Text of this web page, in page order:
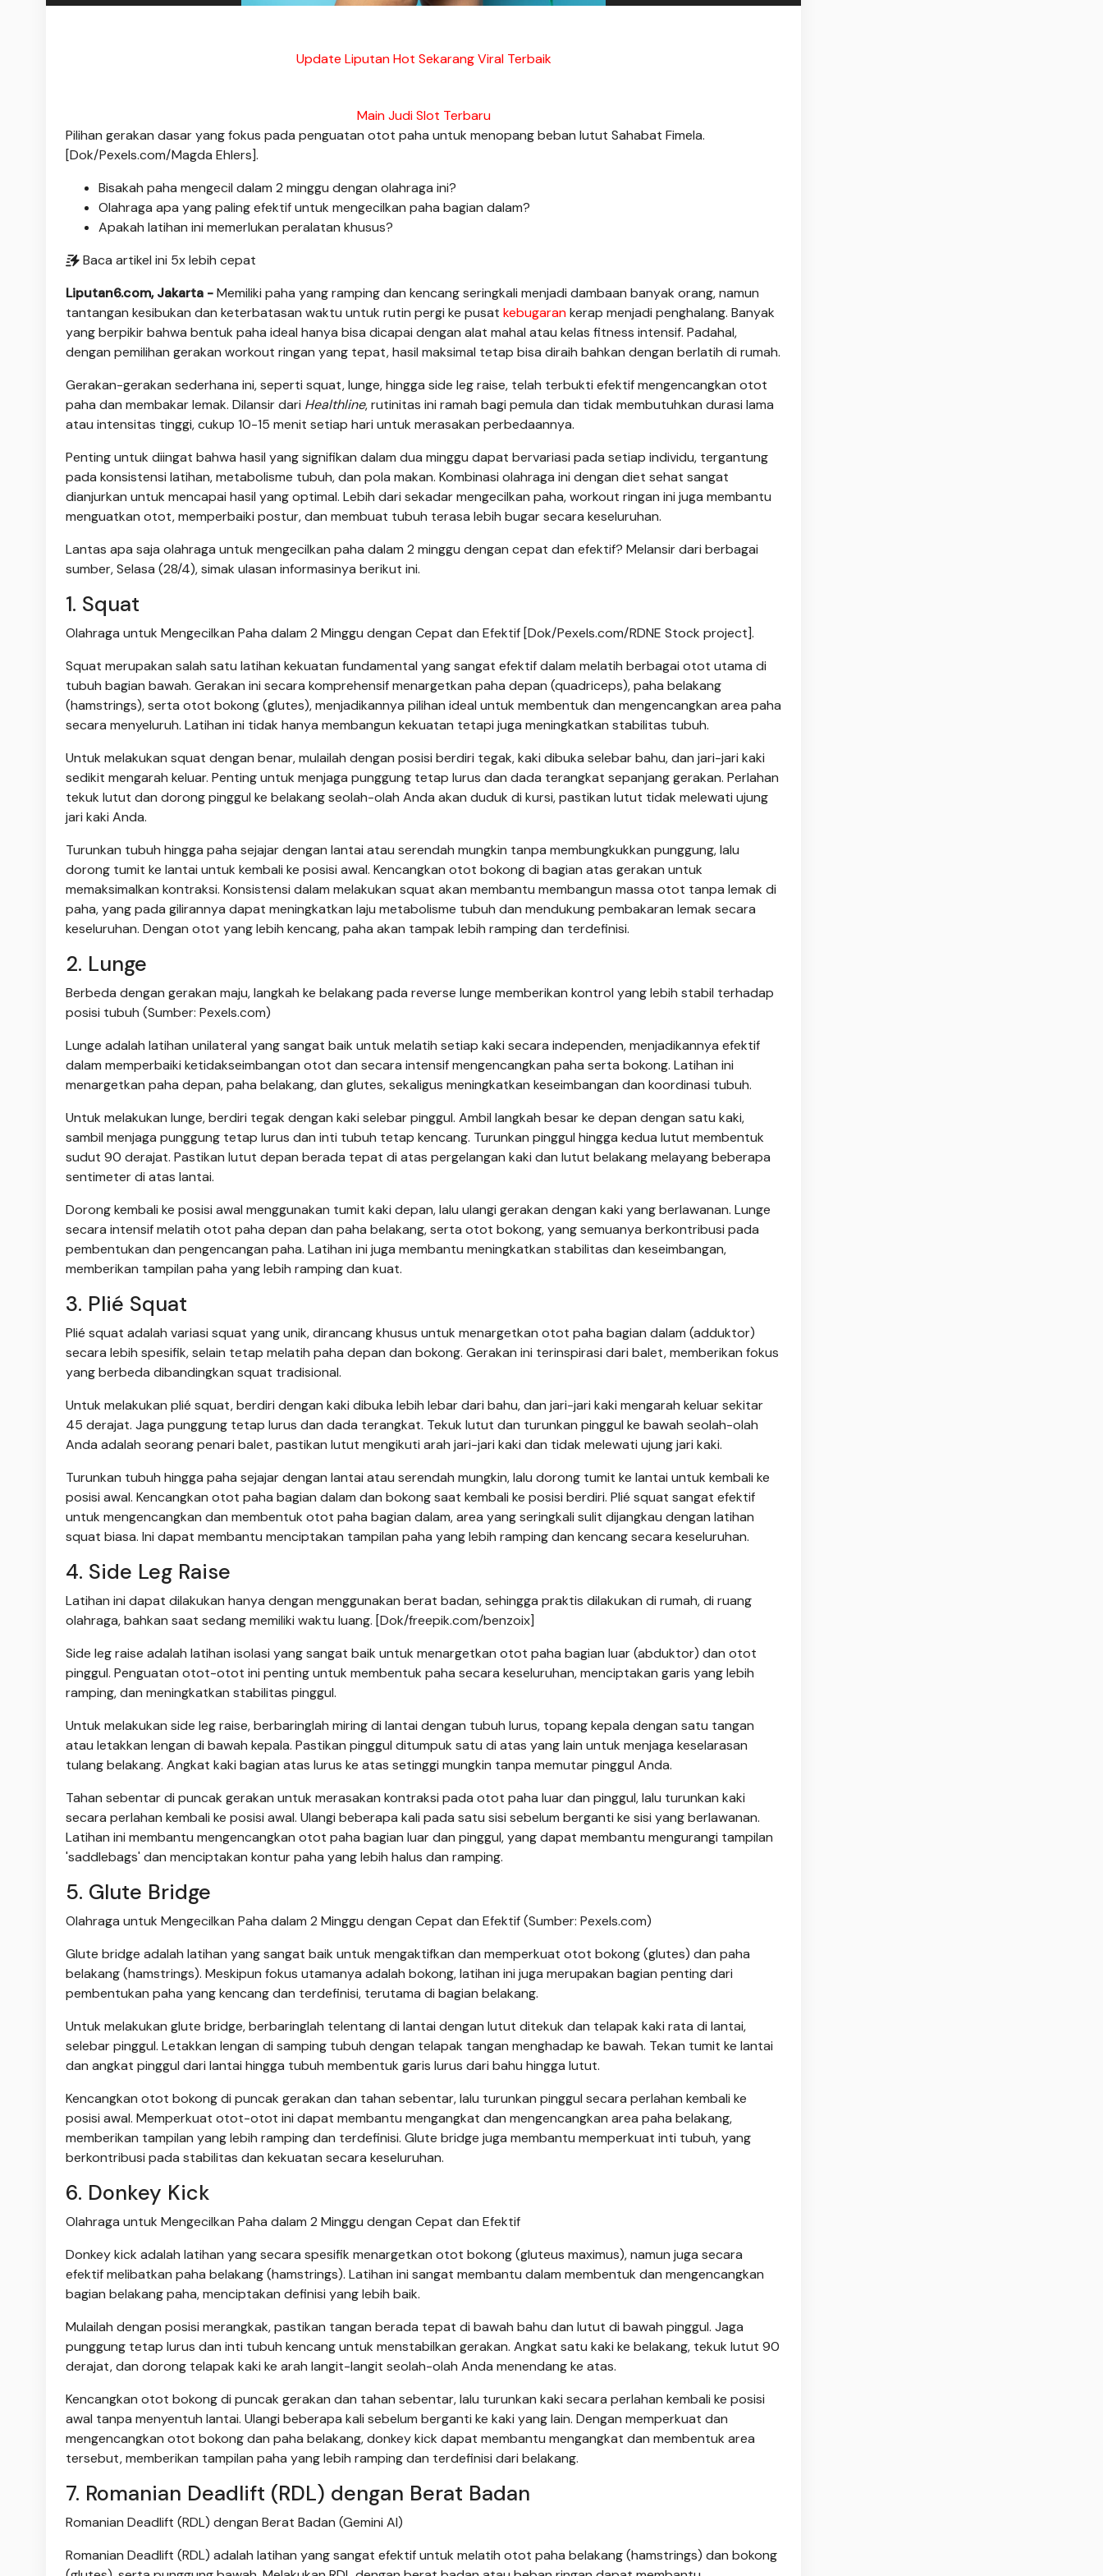
Update Liputan Hot Sekarang Viral Terbaik
Main Judi Slot Terbaru
Pilihan gerakan dasar yang fokus pada penguatan otot paha untuk menopang beban lutut Sahabat Fimela.
[Dok/Pexels.com/Magda Ehlers].
Bisakah paha mengecil dalam 2 minggu dengan olahraga ini?
Olahraga apa yang paling efektif untuk mengecilkan paha bagian dalam?
Apakah latihan ini memerlukan peralatan khusus?
Baca artikel ini 5x lebih cepat
Liputan6.com, Jakarta -Memiliki paha yang ramping dan kencang seringkali menjadi dambaan banyak orang, namun
tantangan kesibukan dan keterbatasan waktu untuk rutin pergi ke pusat kebugarankerap menjadi penghalang. Banyak
yang berpikir bahwa bentuk paha ideal hanya bisa dicapai dengan alat mahal atau kelas fitness intensif. Padahal,
dengan pemilihan gerakan workout ringan yang tepat, hasil maksimal tetap bisa diraih bahkan dengan berlatih di rumah.
Gerakan-gerakan sederhana ini, seperti squat, lunge, hingga side leg raise, telah terbukti efektif mengencangkan otot
paha dan membakar lemak. Dilansir dari Healthline, rutinitas ini ramah bagi pemula dan tidak membutuhkan durasi lama
atau intensitas tinggi, cukup 10-15 menit setiap hari untuk merasakan perbedaannya.
Penting untuk diingat bahwa hasil yang signifikan dalam dua minggu dapat bervariasi pada setiap individu, tergantung
pada konsistensi latihan, metabolisme tubuh, dan pola makan. Kombinasi olahraga ini dengan diet sehat sangat
dianjurkan untuk mencapai hasil yang optimal. Lebih dari sekadar mengecilkan paha, workout ringan ini juga membantu
menguatkan otot, memperbaiki postur, dan membuat tubuh terasa lebih bugar secara keseluruhan.
Lantas apa saja olahraga untuk mengecilkan paha dalam 2 minggu dengan cepat dan efektif? Melansir dari berbagai
sumber, Selasa (28/4), simak ulasan informasinya berikut ini.
1. Squat
Olahraga untuk Mengecilkan Paha dalam 2 Minggu dengan Cepat dan Efektif [Dok/Pexels.com/RDNE Stock project].
Squat merupakan salah satu latihan kekuatan fundamental yang sangat efektif dalam melatih berbagai otot utama di
tubuh bagian bawah. Gerakan ini secara komprehensif menargetkan paha depan (quadriceps), paha belakang
(hamstrings), serta otot bokong (glutes), menjadikannya pilihan ideal untuk membentuk dan mengencangkan area paha
secara menyeluruh. Latihan ini tidak hanya membangun kekuatan tetapi juga meningkatkan stabilitas tubuh.
Untuk melakukan squat dengan benar, mulailah dengan posisi berdiri tegak, kaki dibuka selebar bahu, dan jari-jari kaki
sedikit mengarah keluar. Penting untuk menjaga punggung tetap lurus dan dada terangkat sepanjang gerakan. Perlahan
tekuk lutut dan dorong pinggul ke belakang seolah-olah Anda akan duduk di kursi, pastikan lutut tidak melewati ujung
jari kaki Anda.
Turunkan tubuh hingga paha sejajar dengan lantai atau serendah mungkin tanpa membungkukkan punggung, lalu
dorong tumit ke lantai untuk kembali ke posisi awal. Kencangkan otot bokong di bagian atas gerakan untuk
memaksimalkan kontraksi. Konsistensi dalam melakukan squat akan membantu membangun massa otot tanpa lemak di
paha, yang pada gilirannya dapat meningkatkan laju metabolisme tubuh dan mendukung pembakaran lemak secara
keseluruhan. Dengan otot yang lebih kencang, paha akan tampak lebih ramping dan terdefinisi.
2. Lunge
Berbeda dengan gerakan maju, langkah ke belakang pada reverse lunge memberikan kontrol yang lebih stabil terhadap
posisi tubuh (Sumber: Pexels.com)
Lunge adalah latihan unilateral yang sangat baik untuk melatih setiap kaki secara independen, menjadikannya efektif
dalam memperbaiki ketidakseimbangan otot dan secara intensif mengencangkan paha serta bokong. Latihan ini
menargetkan paha depan, paha belakang, dan glutes, sekaligus meningkatkan keseimbangan dan koordinasi tubuh.
Untuk melakukan lunge, berdiri tegak dengan kaki selebar pinggul. Ambil langkah besar ke depan dengan satu kaki,
sambil menjaga punggung tetap lurus dan inti tubuh tetap kencang. Turunkan pinggul hingga kedua lutut membentuk
sudut 90 derajat. Pastikan lutut depan berada tepat di atas pergelangan kaki dan lutut belakang melayang beberapa
sentimeter di atas lantai.
Dorong kembali ke posisi awal menggunakan tumit kaki depan, lalu ulangi gerakan dengan kaki yang berlawanan. Lunge
secara intensif melatih otot paha depan dan paha belakang, serta otot bokong, yang semuanya berkontribusi pada
pembentukan dan pengencangan paha. Latihan ini juga membantu meningkatkan stabilitas dan keseimbangan,
memberikan tampilan paha yang lebih ramping dan kuat.
3. Plié Squat
Plié squat adalah variasi squat yang unik, dirancang khusus untuk menargetkan otot paha bagian dalam (adduktor)
secara lebih spesifik, selain tetap melatih paha depan dan bokong. Gerakan ini terinspirasi dari balet, memberikan fokus
yang berbeda dibandingkan squat tradisional.
Untuk melakukan plié squat, berdiri dengan kaki dibuka lebih lebar dari bahu, dan jari-jari kaki mengarah keluar sekitar
45 derajat. Jaga punggung tetap lurus dan dada terangkat. Tekuk lutut dan turunkan pinggul ke bawah seolah-olah
Anda adalah seorang penari balet, pastikan lutut mengikuti arah jari-jari kaki dan tidak melewati ujung jari kaki.
Turunkan tubuh hingga paha sejajar dengan lantai atau serendah mungkin, lalu dorong tumit ke lantai untuk kembali ke
posisi awal. Kencangkan otot paha bagian dalam dan bokong saat kembali ke posisi berdiri. Plié squat sangat efektif
untuk mengencangkan dan membentuk otot paha bagian dalam, area yang seringkali sulit dijangkau dengan latihan
squat biasa. Ini dapat membantu menciptakan tampilan paha yang lebih ramping dan kencang secara keseluruhan.
4. Side Leg Raise
Latihan ini dapat dilakukan hanya dengan menggunakan berat badan, sehingga praktis dilakukan di rumah, di ruang
olahraga, bahkan saat sedang memiliki waktu luang. [Dok/freepik.com/benzoix]
Side leg raise adalah latihan isolasi yang sangat baik untuk menargetkan otot paha bagian luar (abduktor) dan otot
pinggul. Penguatan otot-otot ini penting untuk membentuk paha secara keseluruhan, menciptakan garis yang lebih
ramping, dan meningkatkan stabilitas pinggul.
Untuk melakukan side leg raise, berbaringlah miring di lantai dengan tubuh lurus, topang kepala dengan satu tangan
atau letakkan lengan di bawah kepala. Pastikan pinggul ditumpuk satu di atas yang lain untuk menjaga keselarasan
tulang belakang. Angkat kaki bagian atas lurus ke atas setinggi mungkin tanpa memutar pinggul Anda.
Tahan sebentar di puncak gerakan untuk merasakan kontraksi pada otot paha luar dan pinggul, lalu turunkan kaki
secara perlahan kembali ke posisi awal. Ulangi beberapa kali pada satu sisi sebelum berganti ke sisi yang berlawanan.
Latihan ini membantu mengencangkan otot paha bagian luar dan pinggul, yang dapat membantu mengurangi tampilan
'saddlebags' dan menciptakan kontur paha yang lebih halus dan ramping.
5. Glute Bridge
Olahraga untuk Mengecilkan Paha dalam 2 Minggu dengan Cepat dan Efektif (Sumber: Pexels.com)
Glute bridge adalah latihan yang sangat baik untuk mengaktifkan dan memperkuat otot bokong (glutes) dan paha
belakang (hamstrings). Meskipun fokus utamanya adalah bokong, latihan ini juga merupakan bagian penting dari
pembentukan paha yang kencang dan terdefinisi, terutama di bagian belakang.
Untuk melakukan glute bridge, berbaringlah telentang di lantai dengan lutut ditekuk dan telapak kaki rata di lantai,
selebar pinggul. Letakkan lengan di samping tubuh dengan telapak tangan menghadap ke bawah. Tekan tumit ke lantai
dan angkat pinggul dari lantai hingga tubuh membentuk garis lurus dari bahu hingga lutut.
Kencangkan otot bokong di puncak gerakan dan tahan sebentar, lalu turunkan pinggul secara perlahan kembali ke
posisi awal. Memperkuat otot-otot ini dapat membantu mengangkat dan mengencangkan area paha belakang,
memberikan tampilan yang lebih ramping dan terdefinisi. Glute bridge juga membantu memperkuat inti tubuh, yang
berkontribusi pada stabilitas dan kekuatan secara keseluruhan.
6. Donkey Kick
Olahraga untuk Mengecilkan Paha dalam 2 Minggu dengan Cepat dan Efektif
Donkey kick adalah latihan yang secara spesifik menargetkan otot bokong (gluteus maximus), namun juga secara
efektif melibatkan paha belakang (hamstrings). Latihan ini sangat membantu dalam membentuk dan mengencangkan
bagian belakang paha, menciptakan definisi yang lebih baik.
Mulailah dengan posisi merangkak, pastikan tangan berada tepat di bawah bahu dan lutut di bawah pinggul. Jaga
punggung tetap lurus dan inti tubuh kencang untuk menstabilkan gerakan. Angkat satu kaki ke belakang, tekuk lutut 90
derajat, dan dorong telapak kaki ke arah langit-langit seolah-olah Anda menendang ke atas.
Kencangkan otot bokong di puncak gerakan dan tahan sebentar, lalu turunkan kaki secara perlahan kembali ke posisi
awal tanpa menyentuh lantai. Ulangi beberapa kali sebelum berganti ke kaki yang lain. Dengan memperkuat dan
mengencangkan otot bokong dan paha belakang, donkey kick dapat membantu mengangkat dan membentuk area
tersebut, memberikan tampilan paha yang lebih ramping dan terdefinisi dari belakang.
7. Romanian Deadlift (RDL) dengan Berat Badan
Romanian Deadlift (RDL) dengan Berat Badan (Gemini AI)
Romanian Deadlift (RDL) adalah latihan yang sangat efektif untuk melatih otot paha belakang (hamstrings) dan bokong